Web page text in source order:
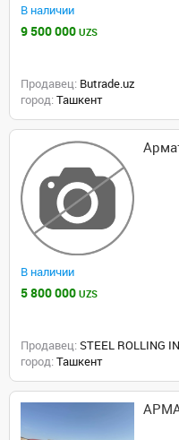
В наличии
9 500 000 UZS
Продавец: Butrade.uz
город: Ташкент
В наличии
5 800 000 UZS
Продавец: STEEL ROLLING
город: Ташкент